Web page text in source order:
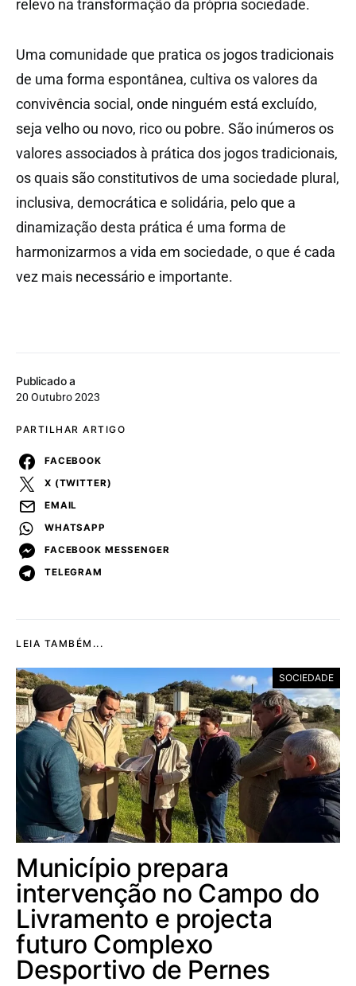
Publicado a
20 Outubro 2023
PARTILHAR ARTIGO
FACEBOOK
X (TWITTER)
EMAIL
WHATSAPP
FACEBOOK MESSENGER
TELEGRAM
relevo na transformação da própria sociedade.
Uma comunidade que pratica os jogos tradicionais
de uma forma espontânea, cultiva os valores da
convivência social, onde ninguém está excluído,
seja velho ou novo, rico ou pobre. São inúmeros os
valores associados à prática dos jogos tradicionais,
os quais são constitutivos de uma sociedade plural,
inclusiva, democrática e solidária, pelo que a
dinamização desta prática é uma forma de
harmonizarmos a vida em sociedade, o que é cada
vez mais necessário e importante.
LEIA TAMBÉM...
SOCIEDADE
Município prepara
intervenção no Campo do
Livramento e projecta
futuro Complexo
Desportivo de Pernes